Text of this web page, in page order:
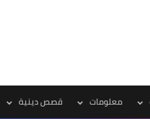
معلومات قصص دينية